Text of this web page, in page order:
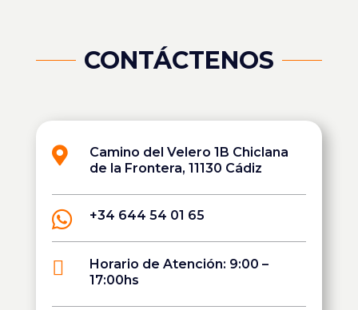
CONTÁCTENOS

Camino del Velero 1B Chiclana
de la Frontera, 11130 Cádiz
 +34 644 54 01 65

Horario de Atención: 9:00 –
17:00hs